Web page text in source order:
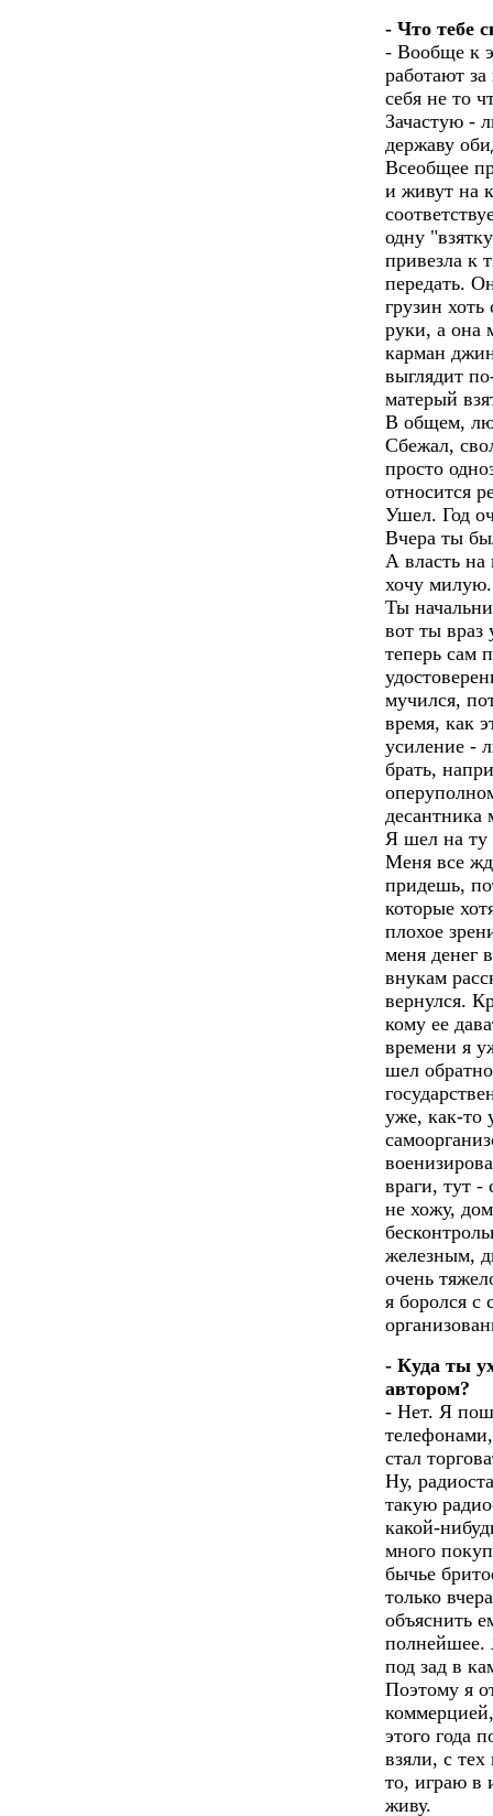
- Что тебе
- Вообще к
работают
себя не то
Зачастую -
державу
Всеобщее
и живут на
одну
привезла к
передать.
грузин
руки, а она
карман
выглядит
матерый
В общем,
Сбежал,
просто
относится
Ушел. Год
Вчера ты
А власть на
хочу милую.
Ты
вот ты враз
теперь сам
мучился,
время, как
усиление -
брать,
десантника
Я шел на ту
Меня все
придешь,
которые
плохое
меня денег
внукам
вернулся.
кому ее
времени я
шел
уже, как-то
враги, тут -
не хожу,
железным,
очень
я боролся с
- Куда ты
автором?
- Нет. Я
стал
Ну,
такую
какой-
много
бычье
только
объяснить
полнейшее.
под зад в
Поэтому я
этого года
взяли, с
то, играю в
живу.